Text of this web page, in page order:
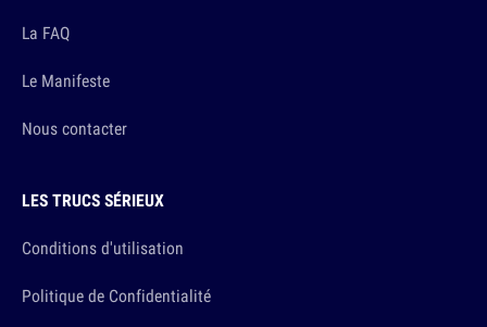
La FAQ
Le Manifeste
Nous contacter
LES TRUCS SÉRIEUX
Conditions d'utilisation
Politique de Confidentialité